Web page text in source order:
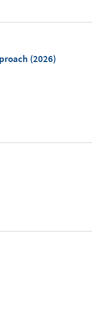
(2026)